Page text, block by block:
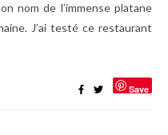
nom de l’immense platane
J’ai testé ce restaurant
Save